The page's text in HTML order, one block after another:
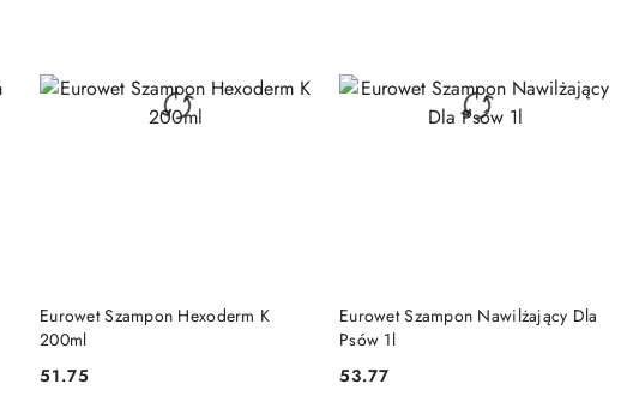
Eurowet Szampon Hexoderm K
200ml
Cena:
51.75
DO KOSZYKA
Eurowet Szampon Nawilżający Dla
Psów 1l
Cena:
53.77
DO KOSZYKA